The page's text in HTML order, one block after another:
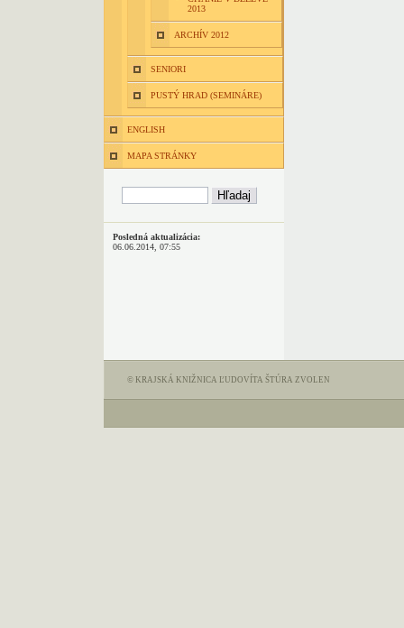
2013
ARCHÍV 2012
SENIORI
PUSTÝ HRAD (SEMINÁRE)
ENGLISH
MAPA STRÁNKY
Posledná aktualizácia:
06.06.2014, 07:55
© KRAJSKÁ KNIŽNICA ĽUDOVÍTA ŠTÚRA ZVOLEN